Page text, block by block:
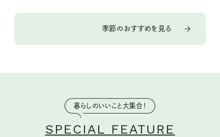
季節のおすすめを見る
暮らしのいいこと大集合！
SPECIAL FEATURE